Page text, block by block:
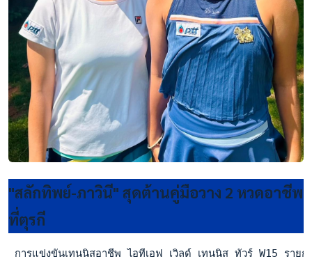
"สลักทิพย์-ภาวินี" สุดต้านคู่มือวาง 2 หวดอาชีพ
ที่ตุรกี
การแข่งขันเทนนิสอาชีพ ไอทีเอฟ เวิลด์ เทนนิส ทัวร์ W15 รา